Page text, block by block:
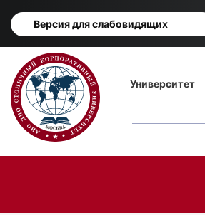
Версия для слабовидящих
Основная
навигация
Университет